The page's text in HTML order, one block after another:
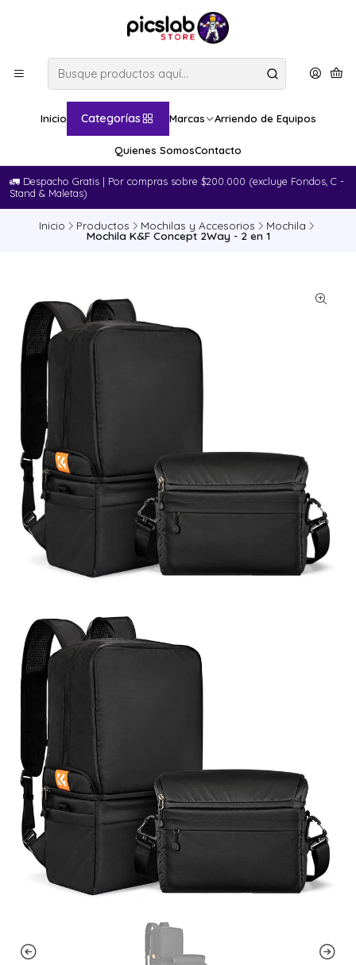
Inicio Categorías Marcas Arriendo de Equipos
Quienes SomosContacto
🚛​ Despacho Gratis | Por compras sobre $200.000 (excluye Fondos, C -
Stand & Maletas)
Inicio Productos Mochilas y Accesorios Mochila
Mochila K&F Concept 2Way - 2 en 1